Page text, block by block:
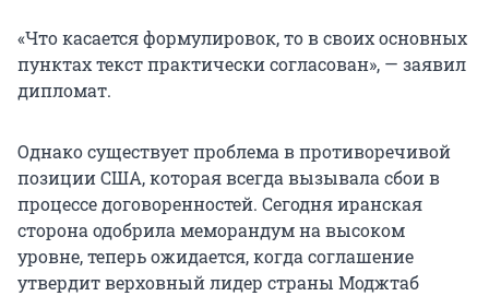
«Что касается формулировок, то в своих основных
пунктах текст практически согласован», — заявил
дипломат.
Однако существует проблема в противоречивой
позиции США, которая всегда вызывала сбои в
процессе договоренностей. Сегодня иранская
сторона одобрила меморандум на высоком
уровне, теперь ожидается, когда соглашение
утвердит верховный лидер страны Моджтаб